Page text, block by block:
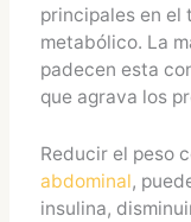
principales en el
metabólico. La
padecen esta
que agrava los
Reducir el peso
abdominal,
insulina,